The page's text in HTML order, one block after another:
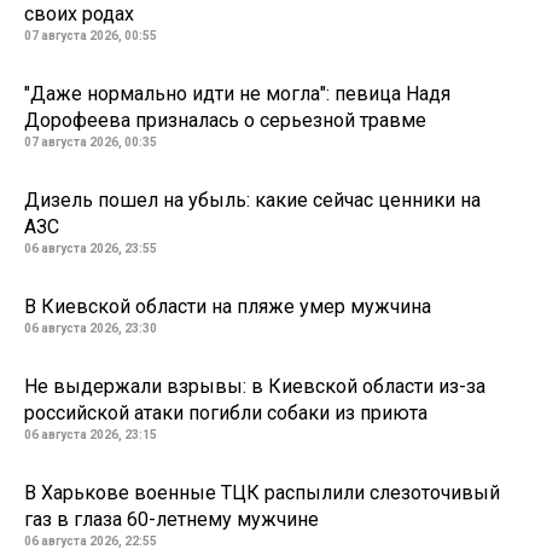
своих родах
07 августа 2026, 00:55
"Даже нормально идти не могла": певица Надя
Дорофеева призналась о серьезной травме
07 августа 2026, 00:35
Дизель пошел на убыль: какие сейчас ценники на
АЗС
06 августа 2026, 23:55
В Киевской области на пляже умер мужчина
06 августа 2026, 23:30
Не выдержали взрывы: в Киевской области из-за
российской атаки погибли собаки из приюта
06 августа 2026, 23:15
В Харькове военные ТЦК распылили слезоточивый
газ в глаза 60-летнему мужчине
06 августа 2026, 22:55